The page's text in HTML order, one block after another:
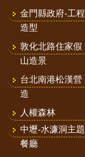
金門縣政府-工程
造型
敦化北路住家假
山造景
台北南港松漢營
造
人權森林
中壢-水濂洞主題
餐廳